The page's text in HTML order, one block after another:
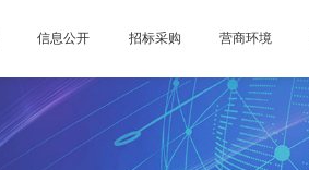
信息公开 招标采购 营商环境